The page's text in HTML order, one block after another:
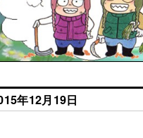
年12月19日